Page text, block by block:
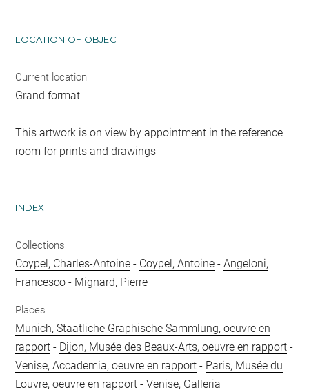
LOCATION OF OBJECT
Current location
Grand format
This artwork is on view by appointment in the reference
room for prints and drawings
INDEX
Collections
Coypel, Charles-Antoine - Coypel, Antoine -Angeloni,
Francesco - Mignard, Pierre
Places
Munich, Staatliche Graphische Sammlung, oeuvre en
rapport - Dijon, Musée des Beaux-Arts, oeuvre en rapport -
Venise, Accademia, oeuvre en rapport - Paris, Musée du
Louvre, oeuvre en rapport -Venise, Galleria